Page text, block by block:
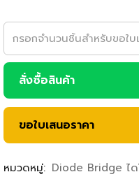
สั่งซื้อสินค้า
ขอใบเสนอราคา
หมวดหมู่: Diode Bridge ไ